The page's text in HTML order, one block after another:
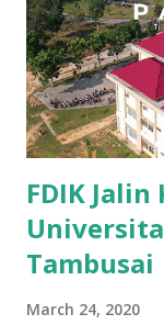
FDIK
Tambusai
March 24, 2020